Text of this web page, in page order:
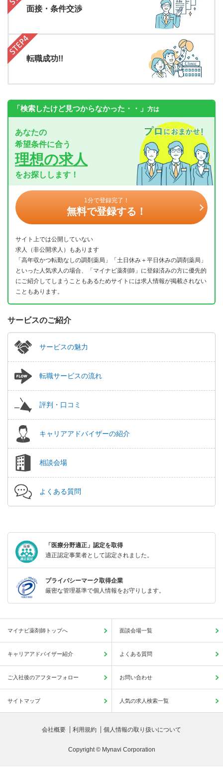
面接・条件交渉
転職成功!!
「検索したけど見つからなかった・・」 方は
あなたの
希望条件に合う
理想の求人
をお探しします！
1分で登録完了！
無料で登録する！
サイト上では公開していない
求人（非公開求人）もあります
「高年収かつ転勤なしの調剤薬局」「土日休み＋平日休みの調剤薬局」
といった人気求人の場合、「マイナビ薬剤師」に登録済みの方に優先的
にご紹介してしまうこともあるためサイトには求人情報が掲載されない
こともあります。
サービスのご紹介
サービスの魅力
転職サービスの流れ
評判・口コミ
キャリアアドバイザーの紹介
相談会場
よくある質問
「医療分野適正」認定を取得
適正認定事業者として認定されました。
プライバシーマーク取得企業
厳密な管理基準で個人情報をお守りします。
マイナビ薬剤師トップへ 面談会場一覧
キャリアアドバイザー紹介 よくある質問
ご入社後のアフターフォロー お問い合わせ
サイトマップ 人気の求人検索一覧
会社概要 利用規約 個人情報の取り扱いについて
Copyright © Mynavi Corporation